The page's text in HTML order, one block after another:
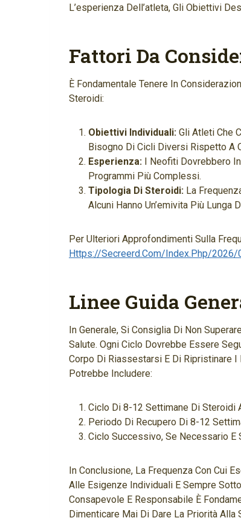
L’esperienza Dell’atleta, Gli Obiettivi
Fattori Da
È Fondamentale Tenere In
Steroidi:
Obiettivi Individuali: Gli Atleti Che
Bisogno Di Cicli Diversi Rispetto A
Esperienza: I Neofiti Dovrebbero
Programmi Più Complessi.
Tipologia Di Steroidi: La
Alcuni Hanno Un’emivita Più Lunga
Per Ulteriori Approfondimenti Sulla
Https://secreerd.com/index.php/
Linee Guida
In Generale, Si Consiglia Di Non
Salute. Ogni Ciclo Dovrebbe Essere
Corpo Di Riassestarsi E Di Ripristinare
Potrebbe Includere:
Ciclo Di 8-12 Settimane Di Steroidi
Periodo Di Recupero Di 8-12
Ciclo Successivo, Se Necessario E
In Conclusione, La Frequenza Con Cui
Alle Esigenze Individuali E Sempre
Consapevole E Responsabile È
Dimenticare Mai Di Dare La Priorità Alla